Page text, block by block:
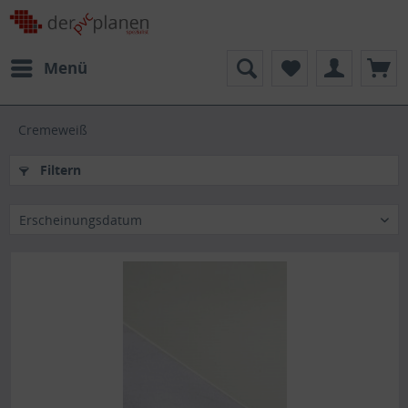
Menü
Cremeweiß
Filtern
Erscheinungsdatum